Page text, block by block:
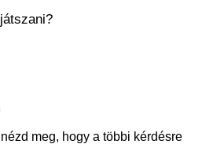
meg, hogy a többi kérdésre